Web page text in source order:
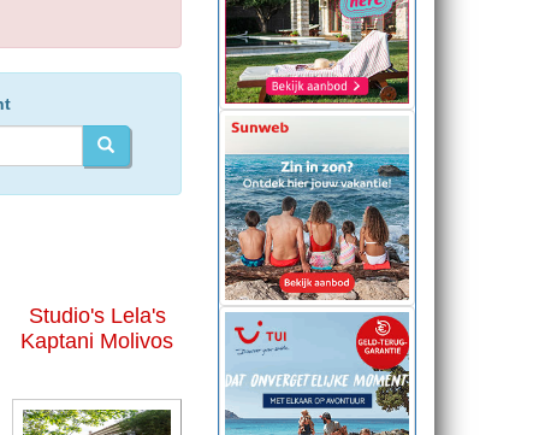
Studio's Lela's
Kaptani Molivos